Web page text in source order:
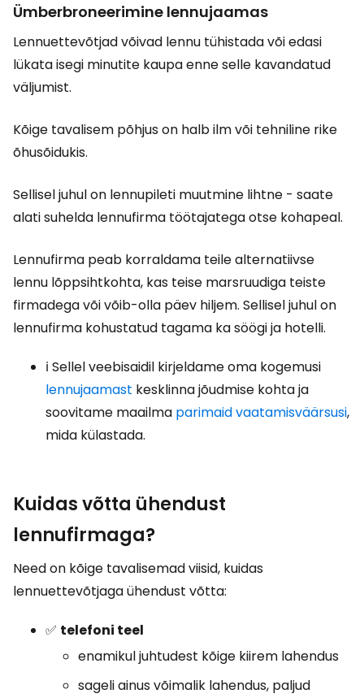
Ümberbroneerimine lennujaamas
Lennuettevõtjad võivad lennu tühistada või edasi
lükata isegi minutite kaupa enne selle kavandatud
väljumist.
Kõige tavalisem põhjus on halb ilm või tehniline rike
õhusõidukis.
Sellisel juhul on lennupileti muutmine lihtne - saate
alati suhelda lennufirma töötajatega otse kohapeal.
Lennufirma peab korraldama teile alternatiivse
lennu lõppsihtkohta, kas teise marsruudiga teiste
firmadega või võib-olla päev hiljem. Sellisel juhul on
lennufirma kohustatud tagama ka söögi ja hotelli.
ℹ️ Sellel veebisaidil kirjeldame oma kogemusi
lennujaamast kesklinna jõudmise kohta ja
soovitame maailma parimaid vaatamisväärsusi,
mida külastada.
Kuidas võtta ühendust
lennufirmaga?
Need on kõige tavalisemad viisid, kuidas
lennuettevõtjaga ühendust võtta:
✅ telefoni teel
enamikul juhtudest kõige kiirem lahendus
sageli ainus võimalik lahendus, paljud